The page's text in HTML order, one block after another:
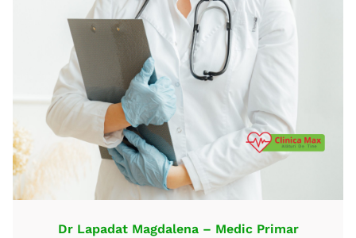
Dr Lapadat Magdalena – Medic Primar